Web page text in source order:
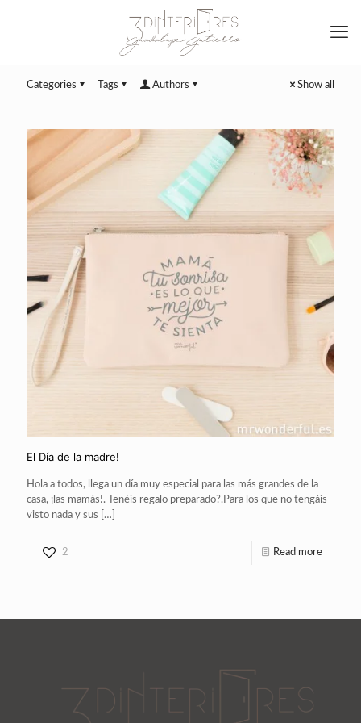
Categories Tags Authors Show all
El Día de la madre!
Hola a todos, llega un día muy especial para las más grandes de la
casa, ¡las mamás!. Tenéis regalo preparado?.Para los que no tengáis
visto nada y sus […]
2 Read more